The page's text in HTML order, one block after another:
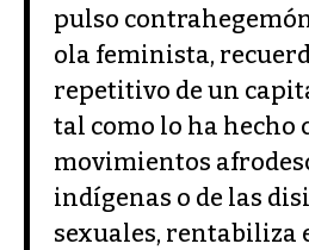
pulso
ola feminista,
repetitivo de un
tal como lo ha hecho
movimientos
indígenas o de las
sexuales, rentabiliza